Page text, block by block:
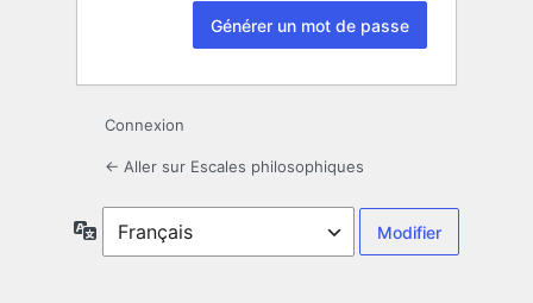
Connexion
← Aller sur Escales philosophiques
Langue